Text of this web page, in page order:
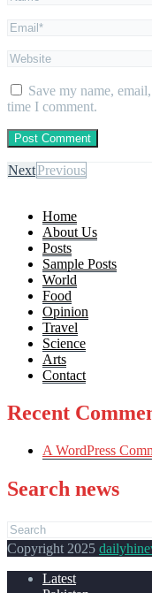
Save my name,
time I comment.
NextPrevious
Home
About Us
Posts
Sample Posts
World
Food
Opinion
Travel
Science
Arts
Contact
Recent
A WordPress
Search news
Copyright 2025
Latest